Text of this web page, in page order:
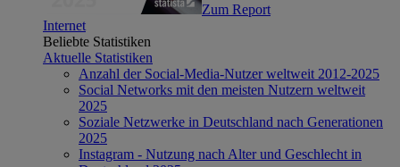
Zum Report
Internet
Beliebte Statistiken
Aktuelle Statistiken
Anzahl der Social-Media-Nutzer weltweit 2012-2025
Social Networks mit den meisten Nutzern weltweit
2025
Soziale Netzwerke in Deutschland nach Generationen
2025
Instagram - Nutzung nach Alter und Geschlecht in